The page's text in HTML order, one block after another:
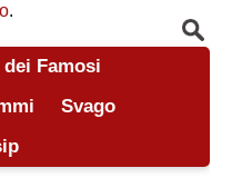
.
dei Famosi
Svago